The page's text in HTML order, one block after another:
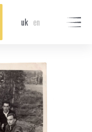
uk en